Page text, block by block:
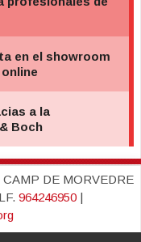
DE MORVEDRE
964246950|